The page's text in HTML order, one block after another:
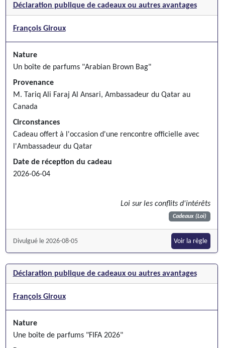
Déclaration publique de cadeaux ou autres avantages
François Giroux
Nature
Un boîte de parfums "Arabian Brown Bag"
Provenance
M. Tariq Ali Faraj Al Ansari, Ambassadeur du Qatar au
Canada
Circonstances
Cadeau offert à l'occasion d'une rencontre officielle avec
l'Ambassadeur du Qatar
Date de réception du cadeau
2026-06-04
Loi sur les conflits d'intérêts
Cadeaux (Loi)
Divulgué le 2026-08-05 Voir la règle
Déclaration publique de cadeaux ou autres avantages
François Giroux
Nature
Une boîte de parfums "FIFA 2026"